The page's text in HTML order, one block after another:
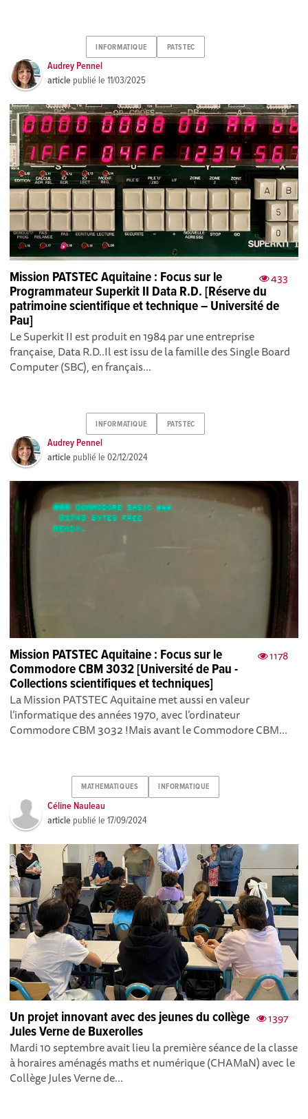
INFORMATIQUE PATSTEC
Audrey Pennel
article publié le11/03/2025
433
Mission PATSTEC Aquitaine : Focus sur le
Programmateur Superkit II Data R.D. [Réserve du
patrimoine scientifique et technique – Université de
Pau]
Le Superkit II est produit en 1984 par une entreprise
française, Data R.D..Il est issu de la famille des Single Board
Computer (SBC), en français...
INFORMATIQUE PATSTEC
Audrey Pennel
article publié le02/12/2024
1178
Mission PATSTEC Aquitaine : Focus sur le
Commodore CBM 3032 [Université de Pau -
Collections scientifiques et techniques]
La Mission PATSTEC Aquitaine met aussi en valeur
l’informatique des années 1970, avec l’ordinateur
Commodore CBM 3032 !Mais avant le Commodore CBM...
MATHEMATIQUES INFORMATIQUE
Céline Nauleau
article publié le17/09/2024
1397
Un projet innovant avec des jeunes du collège
Jules Verne de Buxerolles
Mardi 10 septembre avait lieu la première séance de la classe
à horaires aménagés maths et numérique (CHAMaN) avec le
Collège Jules Verne de...